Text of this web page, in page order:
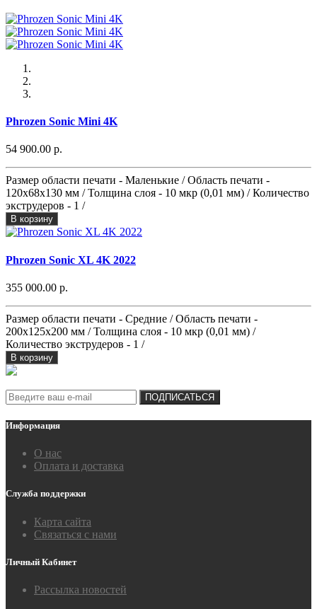
Phrozen Sonic Mini 4K
54 900.00 р.
Размер области печати - Маленькие / Область печати -
120x68x130 мм / Толщина слоя - 10 мкр (0,01 мм) / Количество
экструдеров - 1 /
В корзину
Phrozen Sonic XL 4K 2022
355 000.00 р.
Размер области печати - Средние / Область печати -
200х125x200 мм / Толщина слоя - 10 мкр (0,01 мм) /
Количество экструдеров - 1 /
В корзину
ПОДПИСАТЬСЯ
Информация
О нас
Оплата и доставка
Служба поддержки
Карта сайта
Связаться с нами
Личный Кабинет
Рассылка новостей